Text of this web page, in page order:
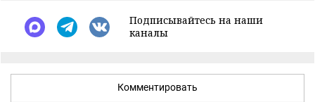
Подписывайтесь на наши
каналы
Комментировать